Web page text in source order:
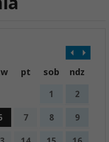
pt sob ndz
1 2
7 8 9